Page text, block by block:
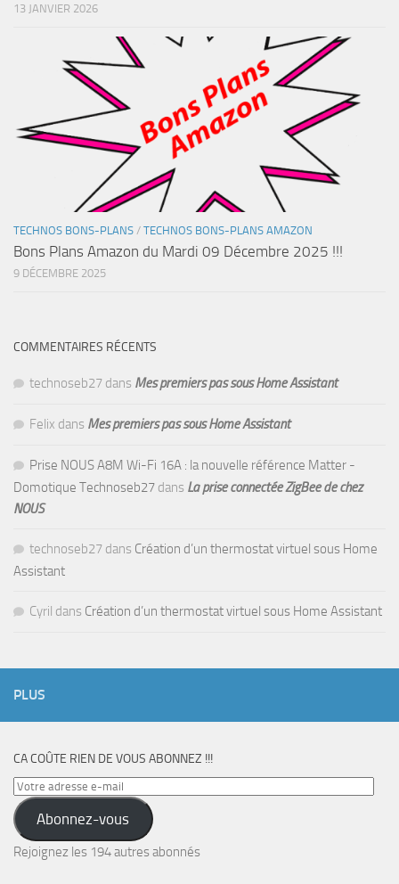
13 JANVIER 2026
TECHNOS BONS-PLANS / TECHNOS BONS-PLANS AMAZON
Bons Plans Amazon du Mardi 09 Décembre 2025 !!!
9 DÉCEMBRE 2025
COMMENTAIRES RÉCENTS
technoseb27 dans Mes premiers pas sous Home Assistant
Felix dans Mes premiers pas sous Home Assistant
Prise NOUS A8M Wi-Fi 16A : la nouvelle référence Matter -
Domotique Technoseb27 dans La prise connectée ZigBee de chez
NOUS
technoseb27 dans Création d’un thermostat virtuel sous Home
Assistant
Cyril dans Création d’un thermostat virtuel sous Home Assistant
PLUS
CA COÛTE RIEN DE VOUS ABONNEZ !!!
Votre
adresse
e-
mail
Abonnez-vous
Rejoignez les 194 autres abonnés